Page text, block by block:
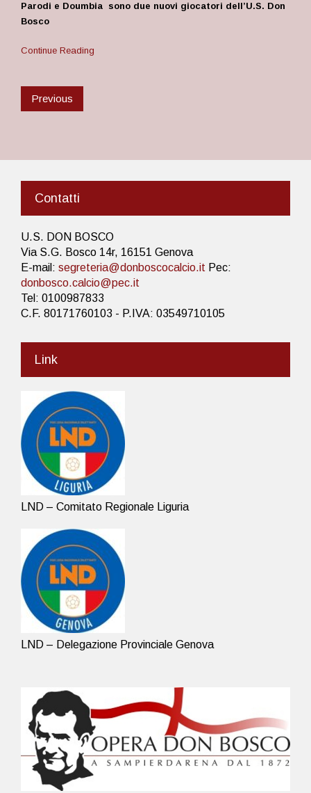
Parodi e Doumbia sono due nuovi giocatori dell’U.S. Don
Bosco
Continue Reading
Previous
Contatti
U.S. DON BOSCO
Via S.G. Bosco 14r, 16151 Genova
E-mail: segreteria@donboscocalcio.it Pec:
donbosco.calcio@pec.it
Tel: 0100987833
C.F. 80171760103 - P.IVA: 03549710105
Link
LND – Comitato Regionale Liguria
LND – Delegazione Provinciale Genova